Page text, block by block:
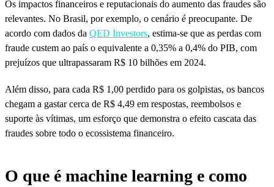
Os impactos financeiros e reputacionais do aumento das fraudes são
relevantes. No Brasil, por exemplo, o cenário é preocupante. De
acordo com dados da QED Investors, estima-se que as perdas com
fraude custem ao país o equivalente a 0,35% a 0,4% do PIB, com
prejuízos que ultrapassaram R$ 10 bilhões em 2024.
Além disso, para cada R$ 1,00 perdido para os golpistas, os bancos
chegam a gastar cerca de R$ 4,49 em respostas, reembolsos e
suporte às vítimas, um esforço que demonstra o efeito cascata das
fraudes sobre todo o ecossistema financeiro.
O que é machine learning e como